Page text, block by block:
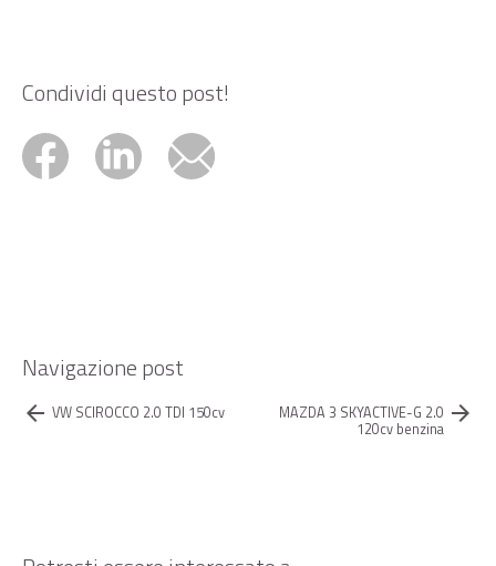
Condividi questo post!
Navigazione post
arrow_back VW SCIROCCO 2.0 TDI 150cv MAZDA 3 SKYACTIVE-G 2.0
120cv benzina
arrow_forward